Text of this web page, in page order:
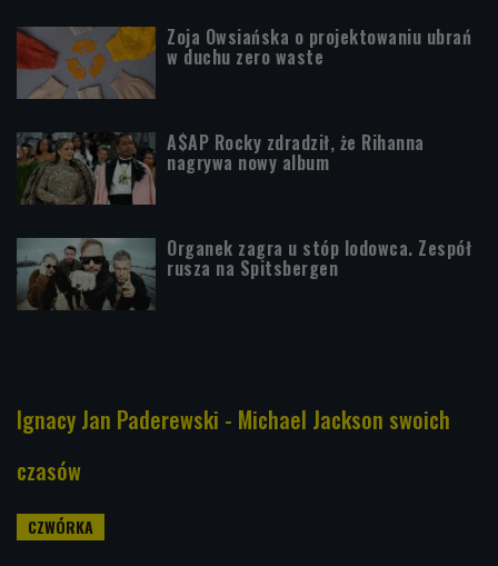
Zoja Owsiańska o projektowaniu ubrań
w duchu zero waste
A$AP Rocky zdradził, że Rihanna
nagrywa nowy album
Organek zagra u stóp lodowca. Zespół
rusza na Spitsbergen
Ignacy Jan Paderewski - Michael Jackson swoich
czasów